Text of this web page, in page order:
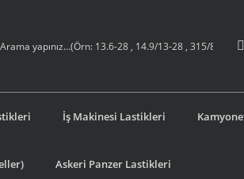
İş Makinesi Lastikleri
Askeri Panzer Lastikleri